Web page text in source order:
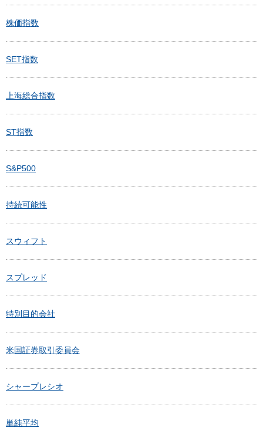
株価指数
SET指数
上海総合指数
ST指数
S&P500
持続可能性
スウィフト
スプレッド
特別目的会社
米国証券取引委員会
シャープレシオ
単純平均